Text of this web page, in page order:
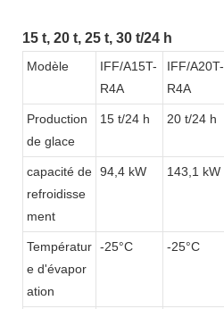
15 t, 20 t, 25 t, 30 t/24 h
Modèle
IFF/A15T-
R4A
IFF/A20T-
R4A
Production
de glace
15 t/24 h 20 t/24 h
capacité de
refroidisse
ment
94,4 kW 143,1 kW
Températur
e d'évapor
ation
-25°C -25°C